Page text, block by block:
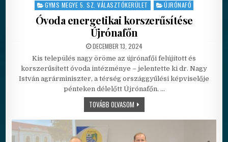
Posted in
GYMS MEGYE 5. SZ. VÁLASZTÓKERÜLET ÚJRÓNAFŐ
Óvoda energetikai korszerűsítése
Újrónafőn
PUBLISHED DATE:
DECEMBER 13, 2024
Kis település nagy öröme az újrónafői felújított és
korszerűsített óvoda intézménye – jelentette ki dr. Nagy
István agrárminiszter, a térség országgyűlési képviselője
pénteken délelőtt Újrónafőn. …
TOVÁBB OLVASOMÓVODA ENERGETIKAI